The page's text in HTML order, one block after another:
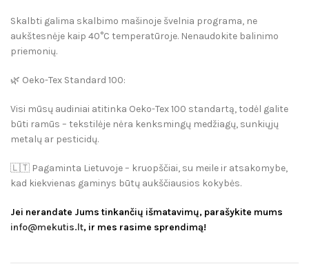
Skalbti galima skalbimo mašinoje švelnia programa, ne
aukštesnėje kaip 40°C temperatūroje. Nenaudokite balinimo
priemonių.
🌿 Oeko-Tex Standard 100:
Visi mūsų audiniai atitinka Oeko-Tex 100 standartą, todėl galite
būti ramūs – tekstilėje nėra kenksmingų medžiagų, sunkiųjų
metalų ar pesticidų.
🇱🇹 Pagaminta Lietuvoje– kruopščiai, su meile ir atsakomybe,
kad kiekvienas gaminys būtų aukščiausios kokybės.
Jei nerandate Jums tinkančių išmatavimų, parašykite mums
info@mekutis.lt, ir mes rasime sprendimą!